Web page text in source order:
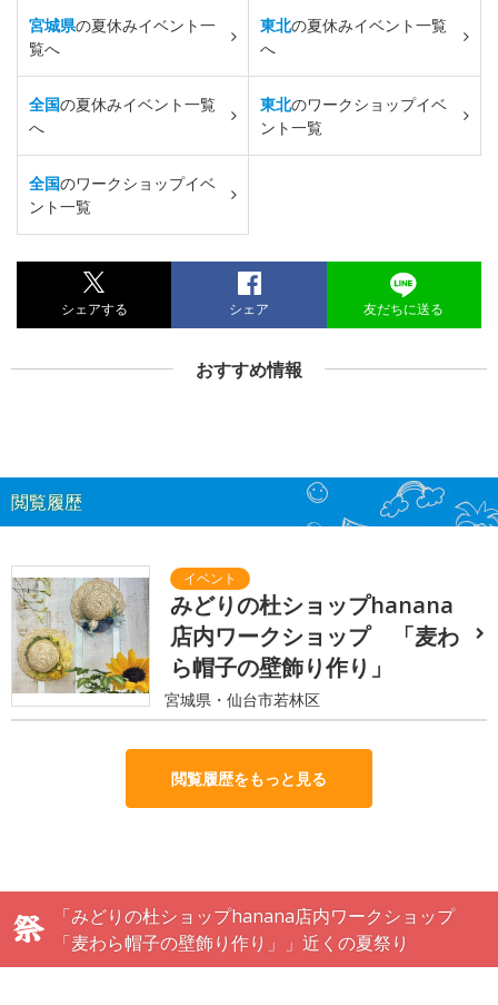
宮城県の夏休みイベント一
覧へ
東北の夏休みイベント一覧
へ
全国の夏休みイベント一覧
へ
東北のワークショップイベ
ント一覧
全国のワークショップイベ
ント一覧
シェアする シェア 友だちに送る
おすすめ情報
閲覧履歴
みどりの杜ショップhanana
店内ワークショップ 「麦わ
ら帽子の壁飾り作り」
宮城県・仙台市若林区
閲覧履歴をもっと見る
「みどりの杜ショップhanana店内ワークショップ
「麦わら帽子の壁飾り作り」」近くの夏祭り